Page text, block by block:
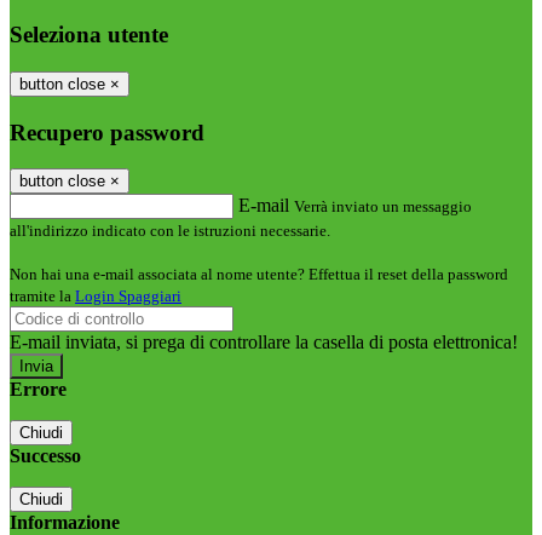
Seleziona utente
button close ×
Recupero password
button close ×
E-mail Verrà inviato un messaggio
all'indirizzo indicato con le istruzioni necessarie.
Non hai una e-mail associata al nome utente? Effettua il reset della password
tramite la Login Spaggiari
E-mail inviata, si prega di controllare la casella di posta elettronica!
Errore
Chiudi
Successo
Chiudi
Informazione